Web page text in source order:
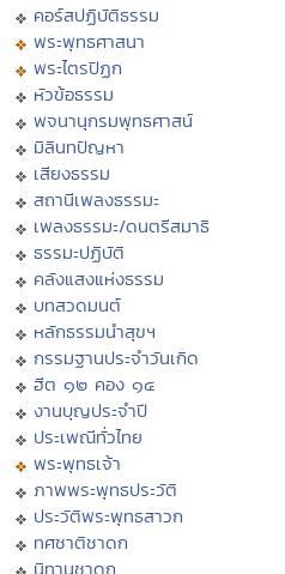
คอร์สปฏิบัติธรรม
พระพุทธศาสนา
พระไตรปิฏก
หัวข้อธรรม
พจนานุกรมพุทธศาสน์
มิลินทปัญหา
เสียงธรรม
สถานีเพลงธรรมะ
เพลงธรรมะ/ดนตรีสมาธิ
ธรรมะปฏิบัติ
คลังแสงแห่งธรรม
บทสวดมนต์
หลักธรรมนำสุขฯ
กรรมฐานประจำวันเกิด
ฮีต ๑๒ คอง ๑๔
งานบุญประจำปี
ประเพณีทั่วไทย
พระพุทธเจ้า
ภาพพระพุทธประวัติ
ประวัติพระพุทธสาวก
ทศชาติชาดก